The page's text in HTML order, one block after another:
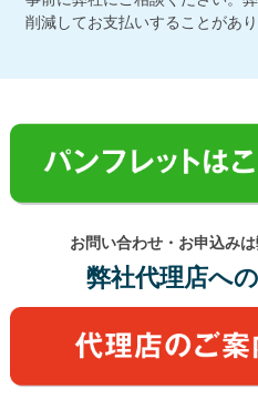
削減してお支払いすることがあ
お問い合わせ・お申込み
弊社代理店へ